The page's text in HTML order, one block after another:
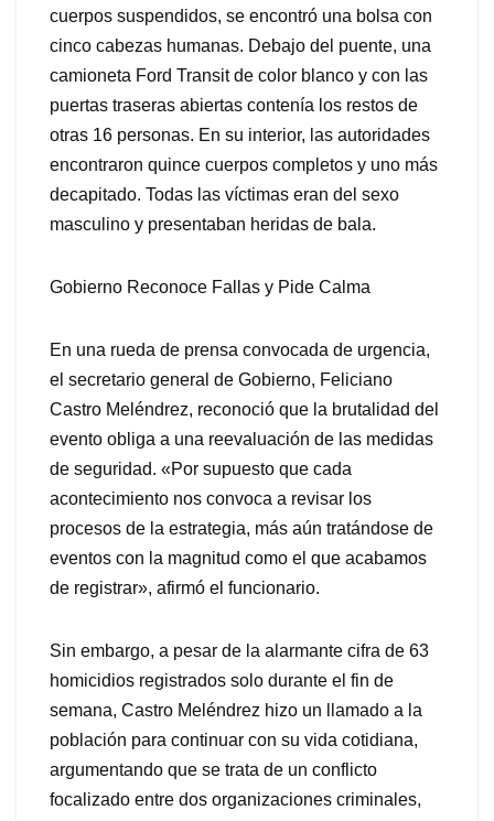
cuerpos suspendidos, se encontró una bolsa con
cinco cabezas humanas. Debajo del puente, una
camioneta Ford Transit de color blanco y con las
puertas traseras abiertas contenía los restos de
otras 16 personas. En su interior, las autoridades
encontraron quince cuerpos completos y uno más
decapitado. Todas las víctimas eran del sexo
masculino y presentaban heridas de bala.
Gobierno Reconoce Fallas y Pide Calma
En una rueda de prensa convocada de urgencia,
el secretario general de Gobierno, Feliciano
Castro Meléndrez, reconoció que la brutalidad del
evento obliga a una reevaluación de las medidas
de seguridad. «Por supuesto que cada
acontecimiento nos convoca a revisar los
procesos de la estrategia, más aún tratándose de
eventos con la magnitud como el que acabamos
de registrar», afirmó el funcionario.
Sin embargo, a pesar de la alarmante cifra de 63
homicidios registrados solo durante el fin de
semana, Castro Meléndrez hizo un llamado a la
población para continuar con su vida cotidiana,
argumentando que se trata de un conflicto
focalizado entre dos organizaciones criminales,